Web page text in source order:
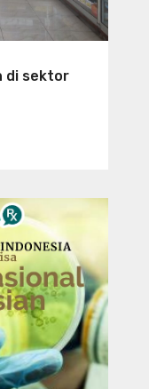
di sektor